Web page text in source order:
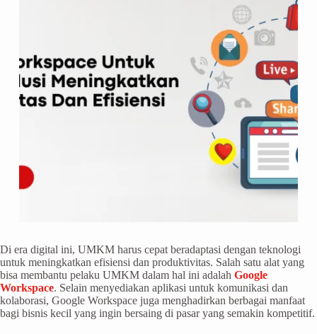
Di era digital ini, UMKM harus cepat beradaptasi dengan teknologi
untuk meningkatkan efisiensi dan produktivitas. Salah satu alat yang
bisa membantu pelaku UMKM dalam hal ini adalah Google
Workspace. Selain menyediakan aplikasi untuk komunikasi dan
kolaborasi, Google Workspace juga menghadirkan berbagai manfaat
bagi bisnis kecil yang ingin bersaing di pasar yang semakin kompetitif.